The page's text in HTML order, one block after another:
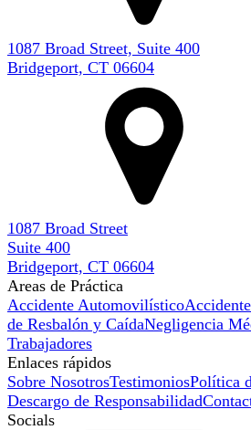
1087 Broad Street, Suite 400
Bridgeport, CT 06604
1087 Broad Street
Suite 400
Bridgeport, CT 06604
Areas de Práctica
Accidente Automovilístico
de Resbalón y CaídaNegligencia
Trabajadores
Enlaces rápidos
Sobre NosotrosTestimoniosPolítica
Descargo de Responsabilidad
Socials